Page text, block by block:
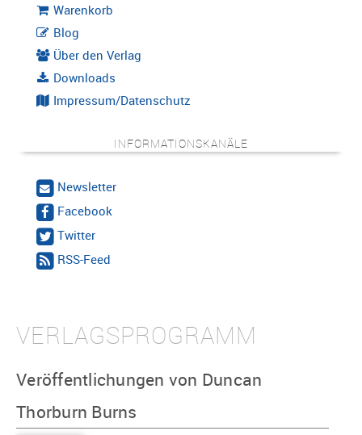
Warenkorb
Blog
Über den Verlag
Downloads
Impressum/Datenschutz
INFORMATIONSKANÄLE
Newsletter
Facebook
Twitter
RSS-Feed
VERLAGSPROGRAMM
Veröffentlichungen von Duncan
Thorburn Burns